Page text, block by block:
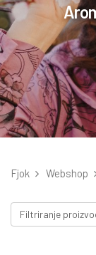
Fjok Webshop
Filtriranje